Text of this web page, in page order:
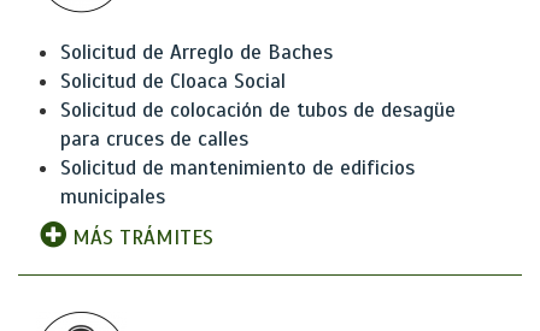
Solicitud de Arreglo de Baches
Solicitud de Cloaca Social
Solicitud de colocación de tubos de desagüe
para cruces de calles
Solicitud de mantenimiento de edificios
municipales
MÁS TRÁMITES